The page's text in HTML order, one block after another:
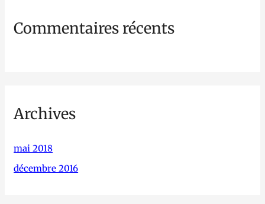
:Commentaires récents
Archives
mai 2018
décembre 2016